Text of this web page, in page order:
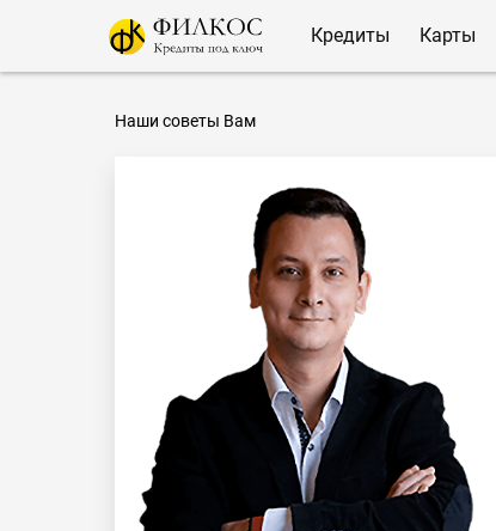
Кредиты Карты
Наши советы Вам